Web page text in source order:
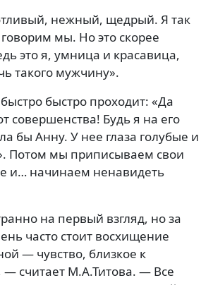
нежный, щедрый. Я так
мы. Но это скорее
это я, умница и красавица,
такого мужчину».
быстро проходит: «Да
совершенства! Будь я на его
бы Анну. У нее глаза голубые и
Потом мы приписываем свои
и… начинаем ненавидеть
на первый взгляд, но за
часто стоит восхищение
— чувство, близкое к
— считает М.А.Титова. — Все